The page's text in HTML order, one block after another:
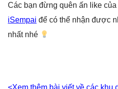
Các bạn đừng quên ấn like của
iSempai để có thể nhận được
nhất nhé